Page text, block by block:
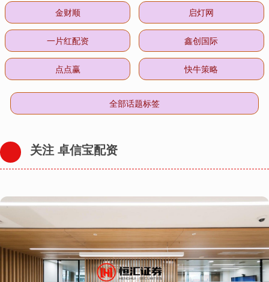
金财顺 启灯网
一片红配资 鑫创国际
点点赢 快牛策略
全部话题标签
关注 卓信宝配资